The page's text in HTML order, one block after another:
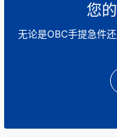
您
无论是OBC手提急件